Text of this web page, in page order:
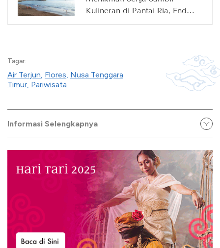
Kulineran di Pantai Ria, Ende,
Tagar:
Air Terjun, Flores, Nusa Tenggara
Timur, Pariwisata
Informasi Selengkapnya